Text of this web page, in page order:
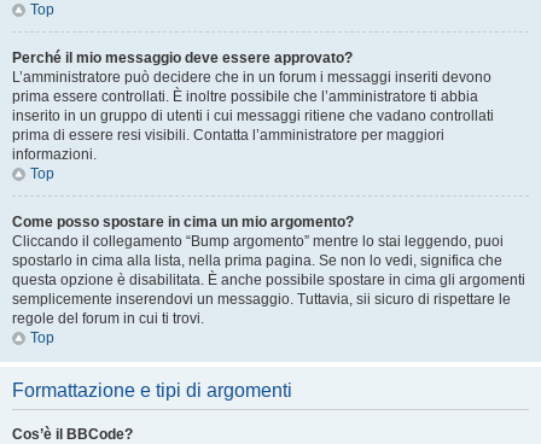
Top
Perché il mio messaggio deve essere approvato?
L’amministratore può decidere che in un forum i messaggi inseriti devono
prima essere controllati. È inoltre possibile che l’amministratore ti abbia
inserito in un gruppo di utenti i cui messaggi ritiene che vadano controllati
prima di essere resi visibili. Contatta l’amministratore per maggiori
informazioni.
Top
Come posso spostare in cima un mio argomento?
Cliccando il collegamento “Bump argomento” mentre lo stai leggendo, puoi
spostarlo in cima alla lista, nella prima pagina. Se non lo vedi, significa che
questa opzione è disabilitata. È anche possibile spostare in cima gli argomenti
semplicemente inserendovi un messaggio. Tuttavia, sii sicuro di rispettare le
regole del forum in cui ti trovi.
Top
Formattazione e tipi di argomenti
Cos’è il BBCode?